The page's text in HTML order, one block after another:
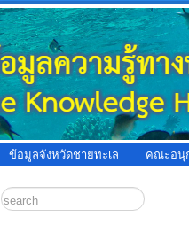
ข้อมูลจังหวัดชายทะเล คณะอนุ